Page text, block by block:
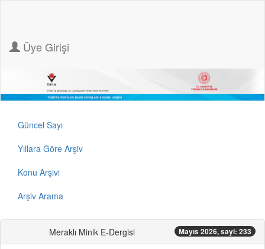
Üye Girişi
Güncel Sayı
Yıllara Göre Arşiv
Konu Arşivi
Arşiv Arama
Meraklı Minik E-Dergisi Mayıs 2026, sayi: 233